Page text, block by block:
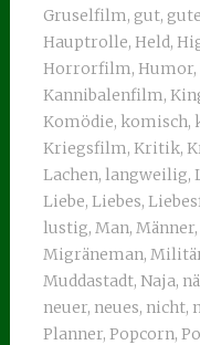
Gruselfilm, gut,
Hauptrolle, Held,
Horrorfilm, Humor,
Kannibalenfilm,
Komödie, komisch,
Kriegsfilm, Kritik,
Lachen, langweilig,
Liebe, Liebes,
lustig, Man, Männer,
Migräneman,
Muddastadt, Naja,
neuer, neues, nicht,
Planner, Popcorn,